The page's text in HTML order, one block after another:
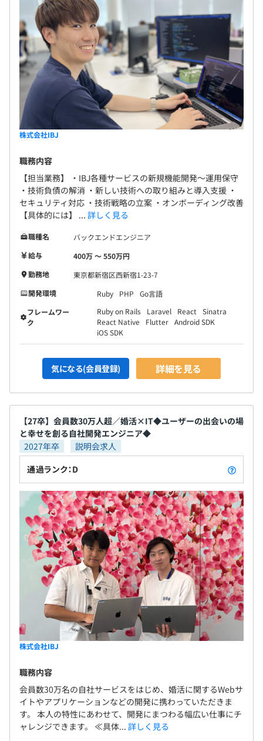
株式会社IBJ
職務内容
【担当業務】 ・IBJ各種サービスの新規機能開発〜運用保守
・技術負債の解消 ・新しい技術への取り組みと導入支援 ・
セキュリティ対応 ・技術戦略の立案 ・オンボーディング改善
【具体的には】 ... 詳しく見る
職種名
バックエンドエンジニア
給与
400万 〜 550万円
勤務地
東京都新宿区西新宿1-23-7
開発環境
Ruby PHP
Go言語
フレームワー
ク
Ruby on Rails Laravel React
Sinatra
React Native
Flutter Android SDK
iOS SDK
気になる(会員登録) 詳細を見る
【27卒】会員数30万人超／婚活×IT◆ユーザーの出会いの場
と幸せを創る自社開発エンジニア◆
2027年卒
説明会求人
通過ランク：D
株式会社IBJ
職務内容
会員数30万名の自社サービスをはじめ、婚活に関するWebサ
イトやアプリケーションなどの開発に携わっていただきま
す。 本人の特性にあわせて、開発にまつわる幅広い仕事にチ
ャレンジできます。 ≪具体... 詳しく見る